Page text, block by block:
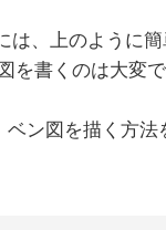
は、上のように
を書くのは大変で
ン図を描く方法